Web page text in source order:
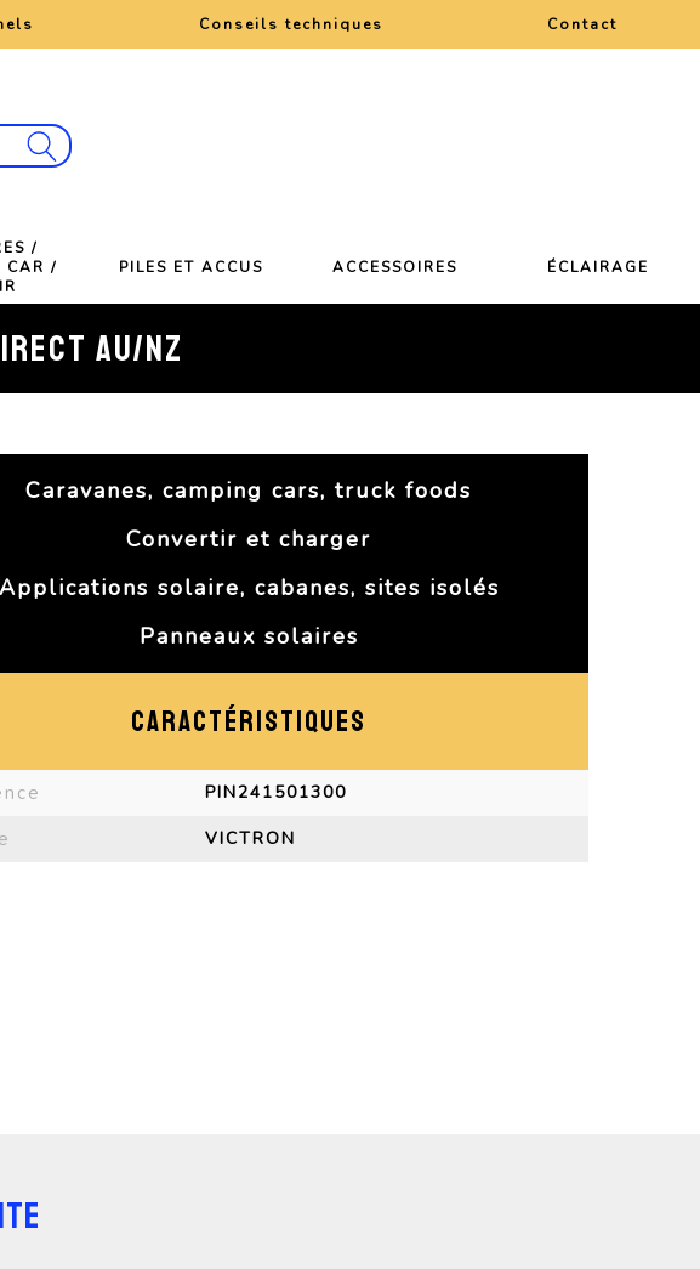
Conseils techniques Contact
/
CAR /
PILES ET ACCUS ACCESSOIRES ÉCLAIRAGE
AU/NZ
Caravanes, camping cars, truck foods
Convertir et charger
Applications solaire, cabanes, sites isolés
Panneaux solaires
CARACTÉRISTIQUES
PIN241501300
VICTRON